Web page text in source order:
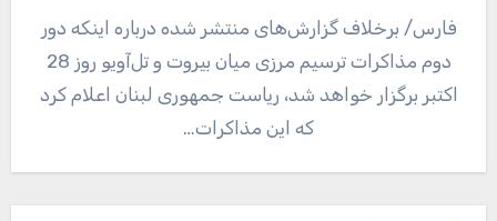
فارس/ برخلاف گزارش‌‌های منتشر شده درباره اینکه دور
دوم مذاکرات ترسیم مرزی میان بیروت و تل‌آویو روز 28
اکتبر برگزار خواهد شد، ریاست جمهوری لبنان اعلام کرد
که این مذاکرات…